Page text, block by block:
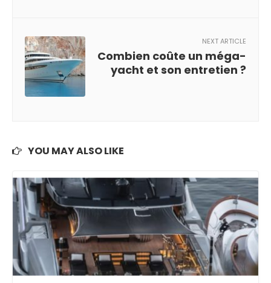
NEXT ARTICLE
Combien coûte un méga-
yacht et son entretien ?
YOU MAY ALSO LIKE